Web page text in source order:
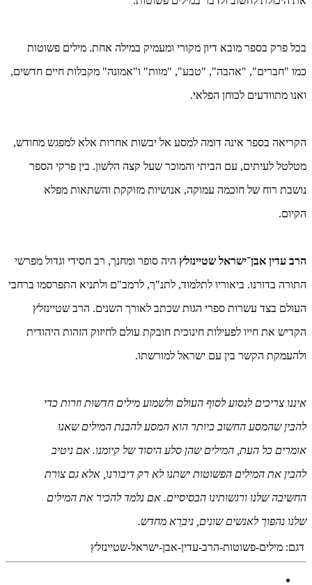
בכל פרק בספר מובא דיון מקורי ומעמיק במילה אחת. מילים פשוטות
כמו "חברים", "אהבה", "טבע", "מוות" ו"אמונה" מקבלות חיים חדשים,
ואנו מתוודעים לכוחן הפלאי.
הקריאה בספר אינה דומה למסע אל יבשות אחרות אלא למפגש מחודש,
מטלטל לעיתים, עם הביתי והמוכר שעל קצה הלשון. בין פרקי הספר
נושבת רוח של חוכמה עמוקה, אנושיות מזוקקת והשתאות מפלא
הקיום.
הרב עדין אבן־ישראל שטיינזלץ היה סופר ומחנך, רב חסידי וגדול מפרשי
התורה בדורנו. ביאוריו לתלמוד, לתנ"ך, לרמב"ם ולתניא התפרסמו ברחבי
העולם בצד עשרות ספרי הגות שכתב לאורך השנים. הרב שטיינזלץ
הקדיש את חייו לפעילות חינוכית חובקת עולם לחיזוק הזהות היהודית
ולהעמקת הקשר בין עם ישראל למורשתו.
איננו צריכים לנסוע לסוף העולם ולשמוע מילים חדשות וזרות כדי
להבין שהמסע החשוב ביותר הוא המסע להבנת המילים שאנו
אומרים כל העת, המילים שהן סלע היסוד של קיומנו. אם ניטיב
להבין את המילים הפשוטות ישתנו לא רק דיבורנו, אלא גם צורת
החשיבה שלנו ורגשותינו הבסיסיים. אם נלמד להכיר את המילים
שלנו נהפוך לאנשים שונים, ניברֵא מחדש.
דגם: מילים-פשוטות-הרב-עדין-אבן-ישראל-שטיינזלץ